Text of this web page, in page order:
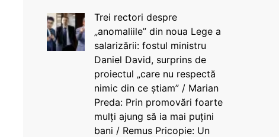
Trei rectori despre
„anomaliile” din noua Lege a
salarizării: fostul ministru
Daniel David, surprins de
proiectul „care nu respectă
nimic din ce știam” / Marian
Preda: Prin promovări foarte
mulți ajung să ia mai puțini
bani / Remus Pricopie: Un